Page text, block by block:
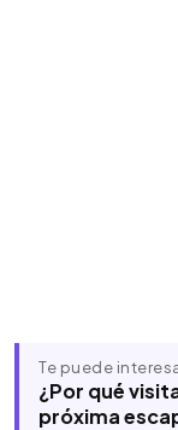
Te puede
¿Por qué
próxima